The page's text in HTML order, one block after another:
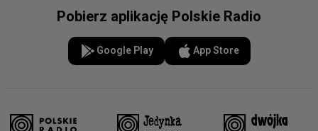
Pobierz aplikację Polskie Radio
Google Play App Store